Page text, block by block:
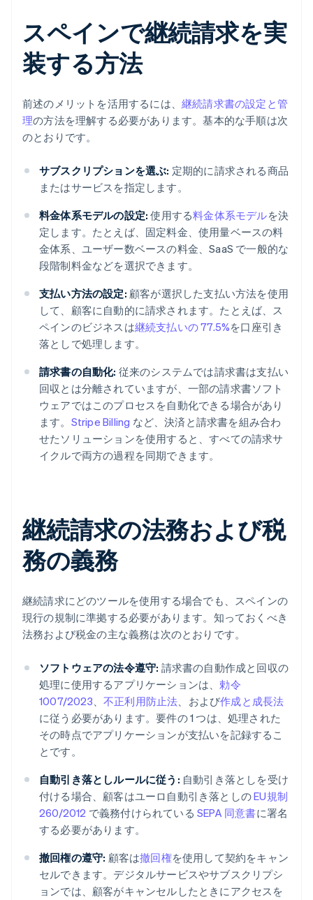
スペインで継続請求を実
装する方法
前述のメリットを活用するには、 継続請求書の設定と管
理の方法を理解する必要があります。基本的な手順は次
のとおりです。
サブスクリプションを選ぶ: 定期的に請求される商品
またはサービスを指定します。
料金体系モデルの設定: 使用する料金体系モデルを決
定します。たとえば、固定料金、使用量ベースの料
金体系、ユーザー数ベースの料金、SaaS で一般的な
段階制料金などを選択できます。
支払い方法の設定: 顧客が選択した支払い方法を使用
して、顧客に自動的に請求されます。たとえば、ス
ペインのビジネスは継続支払いの 77.5%を口座引き
落としで処理します。
請求書の自動化: 従来のシステムでは請求書は支払い
回収とは分離されていますが、一部の請求書ソフト
ウェアではこのプロセスを自動化できる場合があり
ます。 Stripe Billing など、決済と請求書を組み合わ
せたソリューションを使用すると、すべての請求サ
イクルで両方の過程を同期できます。
継続請求の法務および税
務の義務
継続請求にどのツールを使用する場合でも、スペインの
現行の規制に準拠する必要があります。知っておくべき
法務および税金の主な義務は次のとおりです。
ソフトウェアの法令遵守: 請求書の自動作成と回収の
処理に使用するアプリケーションは、勅令
1007/2023、不正利用防止法、および作成と成長法
に従う必要があります。要件の 1 つは、処理された
その時点でアプリケーションが支払いを記録するこ
とです。
自動引き落としルールに従う: 自動引き落としを受け
付ける場合、顧客はユーロ自動引き落としのEU規制
260/2012 で義務付けられているSEPA 同意書に署名
する必要があります。
撤回権の遵守: 顧客は撤回権を使用して契約をキャン
セルできます。デジタルサービスやサブスクリプシ
ョンでは、顧客がキャンセルしたときにアクセスを